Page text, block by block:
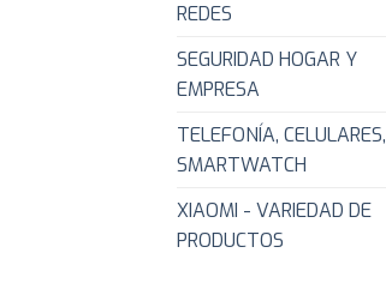
REDES
SEGURIDAD HOGAR Y
EMPRESA
TELEFONÍA, CELULARES,
SMARTWATCH
XIAOMI - VARIEDAD DE
PRODUCTOS